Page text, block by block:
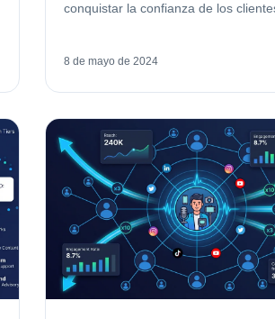
conquistar la confianza de los
8 de mayo de 2024